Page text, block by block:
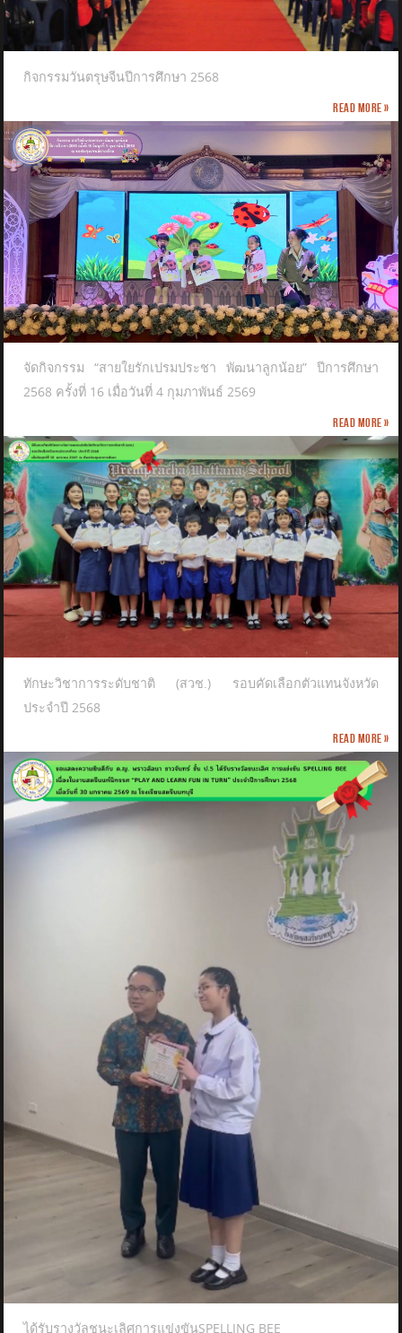
กิจกรรมวันตรุษจีนปีการศึกษา 2568
Read more »
จัดกิจกรรม “สายใยรักเปรมประชา พัฒนาลูกน้อย” ปีการศึกษา
2568 ครั้งที่ 16 เมื่อวันที่ 4 กุมภาพันธ์ 2569
Read more »
ทักษะวิชาการระดับชาติ (สวช.) รอบคัดเลือกตัวแทนจังหวัด
ประจำปี 2568
Read more »
ได้รับรางวัลชนะเลิศการแข่งขันSPELLING BEE